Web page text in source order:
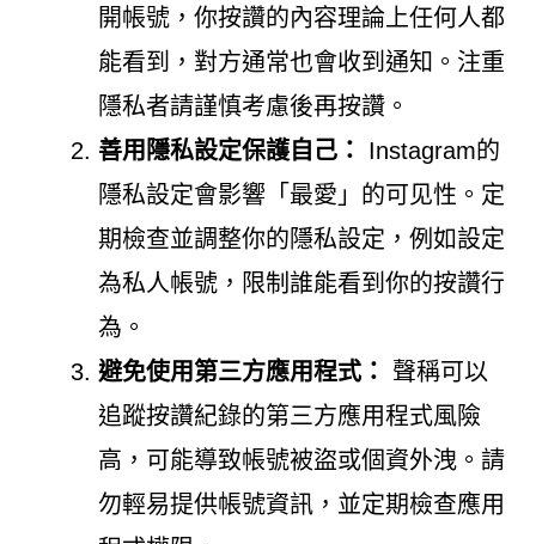
開帳號，你按讚的內容理論上任何人都
能看到，對方通常也會收到通知。注重
隱私者請謹慎考慮後再按讚。
善用隱私設定保護自己：
Instagram的
隱私設定會影響「最愛」的可见性。定
期檢查並調整你的隱私設定，例如設定
為私人帳號，限制誰能看到你的按讚行
為。
避免使用第三方應用程式：
聲稱可以
追蹤按讚紀錄的第三方應用程式風險
高，可能導致帳號被盜或個資外洩。請
勿輕易提供帳號資訊，並定期檢查應用